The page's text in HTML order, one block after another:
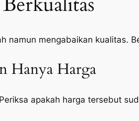
namun mengabaikan kualitas.
Hanya Harga
apakah harga tersebut